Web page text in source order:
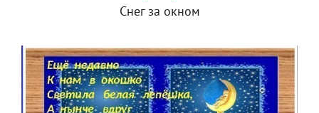
Снег за окном